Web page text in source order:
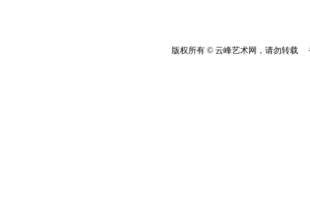
版权所有 © 云峰艺术网，请勿转载